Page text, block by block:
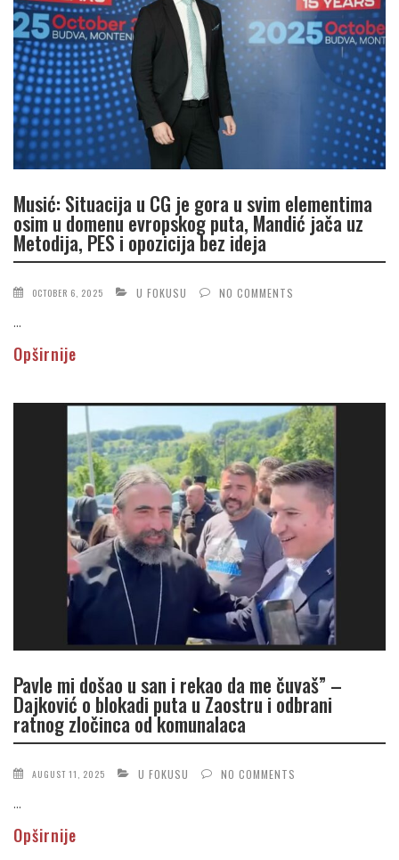
Musić: Situacija u CG je gora u svim elementima
osim u domenu evropskog puta, Mandić jača uz
Metodija, PES i opozicija bez ideja
OCTOBER 6, 2025 U FOKUSU NO COMMENTS
...
Opširnije
Pavle mi došao u san i rekao da me čuvaš” –
Dajković o blokadi puta u Zaostru i odbrani
ratnog zločinca od komunalaca
AUGUST 11, 2025 U FOKUSU NO COMMENTS
...
Opširnije